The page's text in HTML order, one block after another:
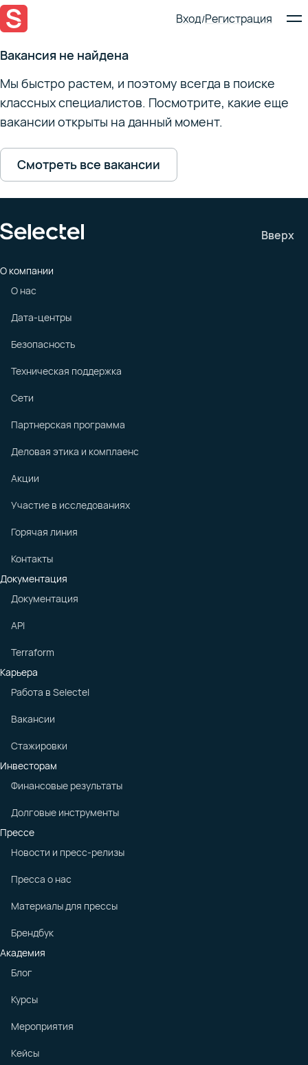
Вход/Регистрация
Вакансия не найдена
Мы быстро растем, и поэтому всегда в поиске
классных специалистов. Посмотрите, какие еще
вакансии открыты на данный момент.
Смотреть все вакансии
Вверх
О компании
О нас
Дата-центры
Безопасность
Техническая поддержка
Сети
Партнерская программа
Деловая этика и комплаенс
Акции
Участие в исследованиях
Горячая линия
Контакты
Документация
Документация
API
Terraform
Карьера
Работа в Selectel
Вакансии
Стажировки
Инвесторам
Финансовые результаты
Долговые инструменты
Прессе
Новости и пресс-релизы
Пресса о нас
Материалы для прессы
Брендбук
Академия
Блог
Курсы
Мероприятия
Кейсы